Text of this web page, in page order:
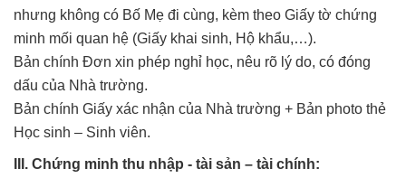
nhưng không có Bố Mẹ đi cùng, kèm theo Giấy tờ chứng
minh mối quan hệ (Giấy khai sinh, Hộ khẩu,…).
Bản chính Đơn xin phép nghỉ học, nêu rõ lý do, có đóng
dấu của Nhà trường.
Bản chính Giấy xác nhận của Nhà trường + Bản photo thẻ
Học sinh – Sinh viên.
III. Chứng minh thu nhập - tài sản – tài chính: